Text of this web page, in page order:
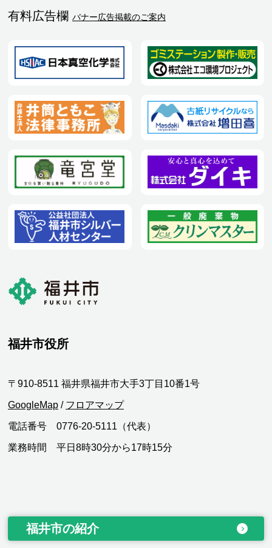
有料広告欄 バナー広告掲載のご案内
福井市役所
〒910-8511 福井県福井市大手3丁目10番1号
GoogleMap / フロアマップ
電話番号 0776-20-5111（代表）
業務時間 平日8時30分から17時15分
福井市の紹介